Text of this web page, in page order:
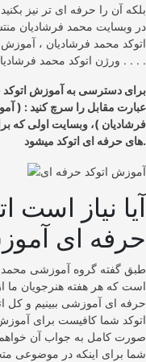
بلکه آن را حرفه ای تر نیز
در وبسایت محمد فرشادیان
اتوکد محمد فرشادیان ،
ورژن اتوکد محمد فرشادیان و . . . .
برای دسترسی به آموزش
فرشادیان )، وبسایت اولی که
های حرفه ای اتوکد میشود.
آیا نیاز است
حرفه ای
طبق گفته گروه آموزشی محمد
است که هر هفته هنرجویان ما
حرفه ای آموزشی ببینیم و کل
اتوکد شما کافیست برای
صورت کامل به جواب آن
شما برای اینکه در موضوعی